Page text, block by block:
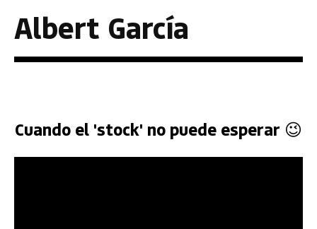
Albert García
Cuando el 'stock' no puede esperar 😉